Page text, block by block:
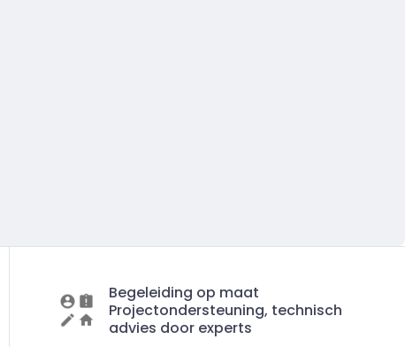
Begeleiding op maat
Projectondersteuning, technisch
advies door experts